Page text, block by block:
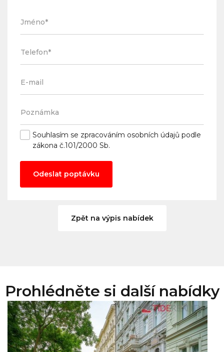
Souhlasím se zpracováním osobních údajů podle
zákona č.101/2000 Sb.
Odeslat poptávku
Zpět na výpis nabídek
Prohlédněte si další nabídky